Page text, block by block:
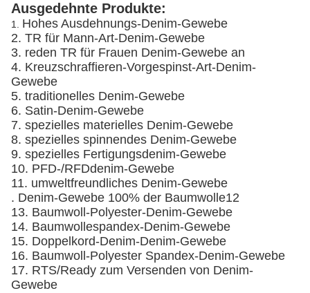
Ausgedehnte Produkte:
1. Hohes Ausdehnungs-Denim-Gewebe
2. TR für Mann-Art-Denim-Gewebe
3. reden TR für Frauen Denim-Gewebe an
4. Kreuzschraffieren-Vorgespinst-Art-Denim-
Gewebe
5. traditionelles Denim-Gewebe
6. Satin-Denim-Gewebe
7. spezielles materielles Denim-Gewebe
8. spezielles spinnendes Denim-Gewebe
9. spezielles Fertigungsdenim-Gewebe
10. PFD-/RFDdenim-Gewebe
11. umweltfreundliches Denim-Gewebe
. Denim-Gewebe 100% der Baumwolle12
13. Baumwoll-Polyester-Denim-Gewebe
14. Baumwollespandex-Denim-Gewebe
15. Doppelkord-Denim-Denim-Gewebe
16. Baumwoll-Polyester Spandex-Denim-Gewebe
17. RTS/Ready zum Versenden von Denim-
Gewebe